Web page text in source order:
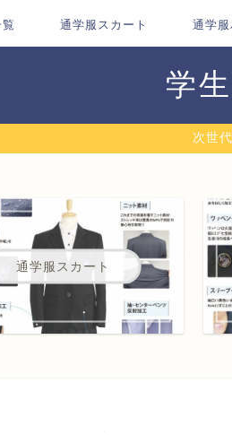
通学服スカート 通学
学
次世
通学服スカート